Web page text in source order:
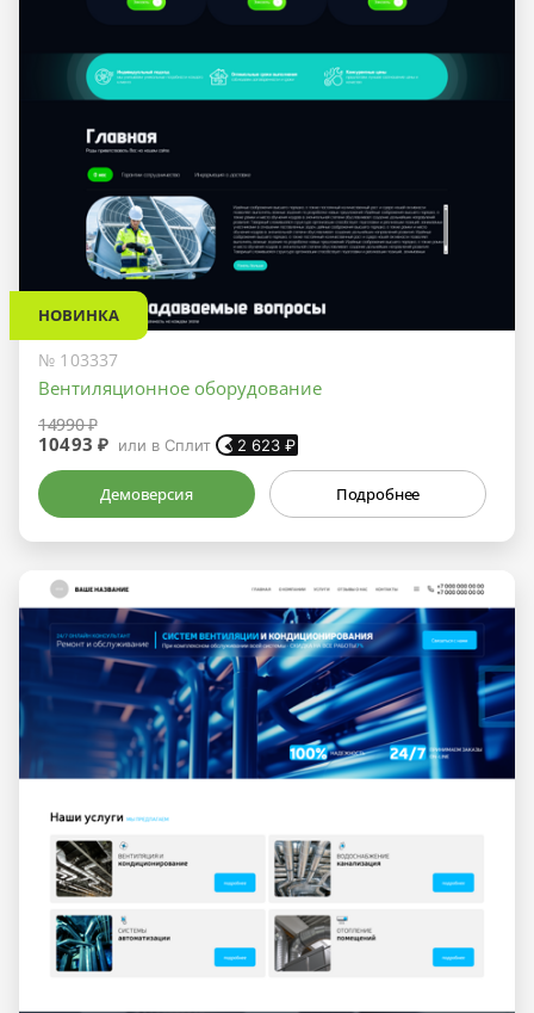
НОВИНКА
№ 103337
Вентиляционное оборудование
14990 ₽
10493 ₽ или в Сплит 2 623 ₽
Демоверсия Подробнее